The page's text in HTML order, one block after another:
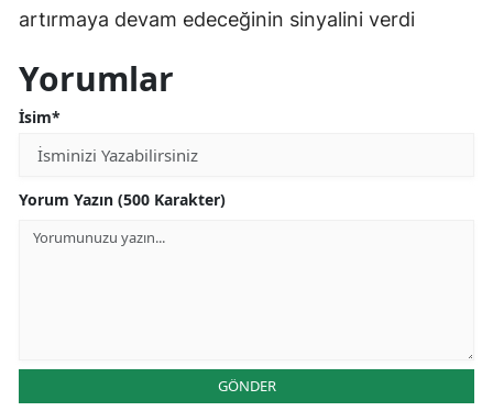
artırmaya devam edeceğinin sinyalini verdi
Yorumlar
İsim*
Yorum Yazın (500 Karakter)
GÖNDER